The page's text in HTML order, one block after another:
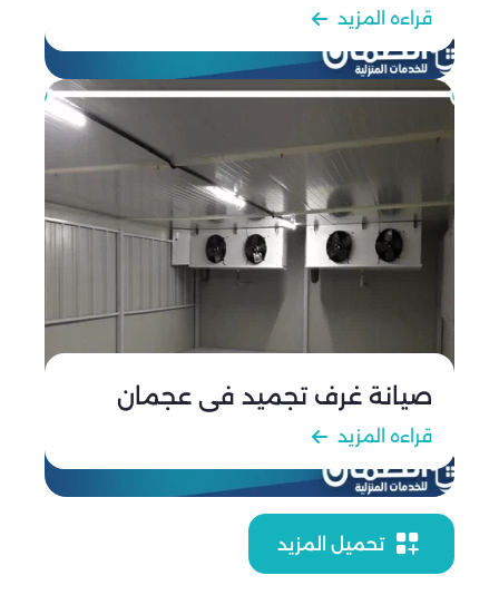
قراءه المزيد
صيانة غرف تجميد في عجمان
قراءه المزيد
تحميل المزيد